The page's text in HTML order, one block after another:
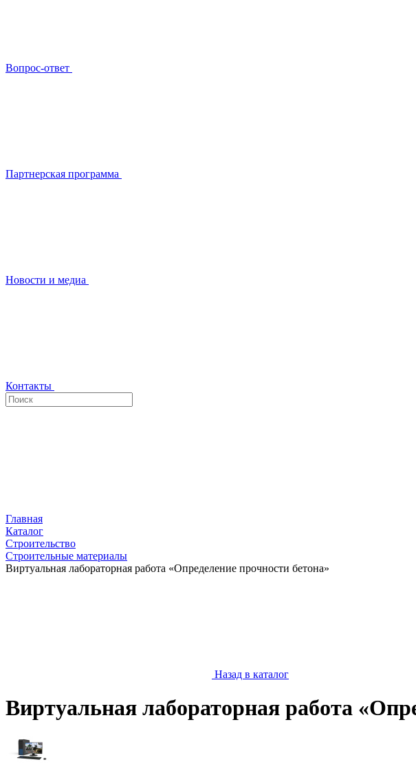
Вопрос-ответ
Партнерская программа
Новости и медиа
Контакты
Главная
Каталог
Строительство
Строительные материалы
Виртуальная лабораторная работа «Определение прочности бетона»
Назад в каталог
Виртуальная лабораторная работа